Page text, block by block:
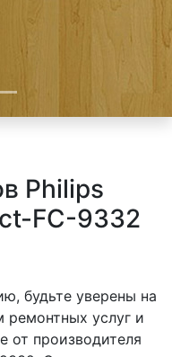
Philips
FC-9332
будьте уверены на
услуг и
от производителя